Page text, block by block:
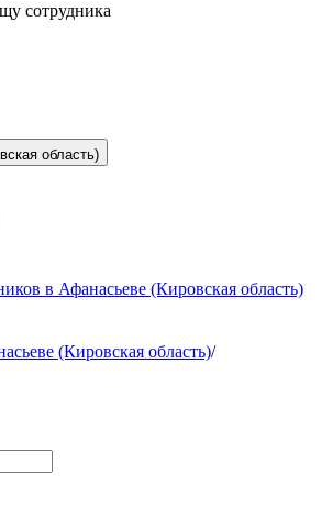
сотрудника
область)
в Афанасьеве (Кировская область)
(Кировская область)/